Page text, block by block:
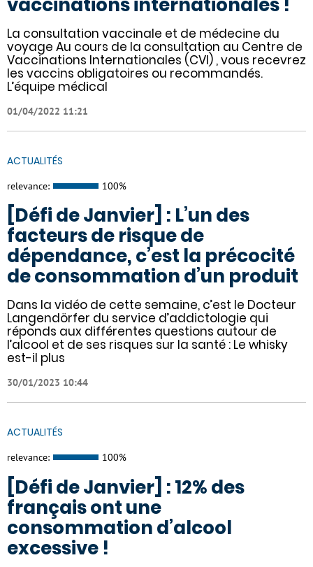
La consultation vaccinale et de médecine du
voyage Au cours de la consultation au Centre de
Vaccinations Internationales (CVI) , vous recevrez
les vaccins obligatoires ou recommandés.
L’équipe médical
01/04/2022 11:21
ACTUALITÉS
relevance: 100%
[Défi de Janvier] : L’un des
facteurs de risque de
dépendance, c’est la précocité
de consommation d’un produit
Dans la vidéo de cette semaine, c’est le Docteur
Langendörfer du service d’addictologie qui
réponds aux différentes questions autour de
l’alcool et de ses risques sur la santé : Le whisky
est-il plus
30/01/2023 10:44
ACTUALITÉS
relevance: 100%
[Défi de Janvier] : 12% des
français ont une
consommation d’alcool
excessive !